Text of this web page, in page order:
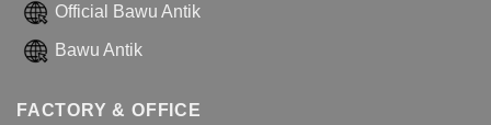
Official Bawu Antik
Bawu Antik
FACTORY & OFFICE